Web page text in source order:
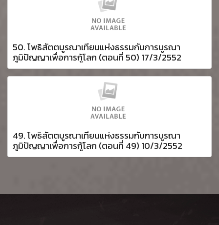
50. โพธิสัตตบูรณาเทียนแห่งธรรมกับการบูรณา
ภูมิปัญญาเพื่อการกู้โลก (ตอนที่ 50) 17/3/2552
49. โพธิสัตตบูรณาเทียนแห่งธรรมกับการบูรณา
ภูมิปัญญาเพื่อการกู้โลก (ตอนที่ 49) 10/3/2552